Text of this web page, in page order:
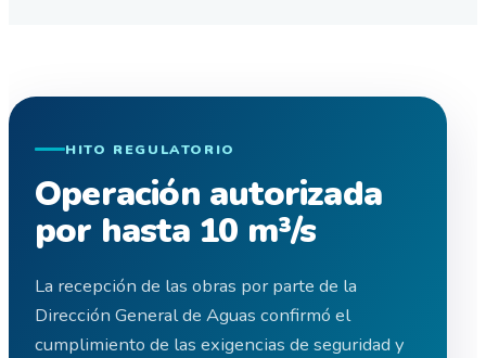
HITO REGULATORIO
Operación autorizada
por hasta 10 m³/s
La recepción de las obras por parte de la
Dirección General de Aguas confirmó el
cumplimiento de las exigencias de seguridad y